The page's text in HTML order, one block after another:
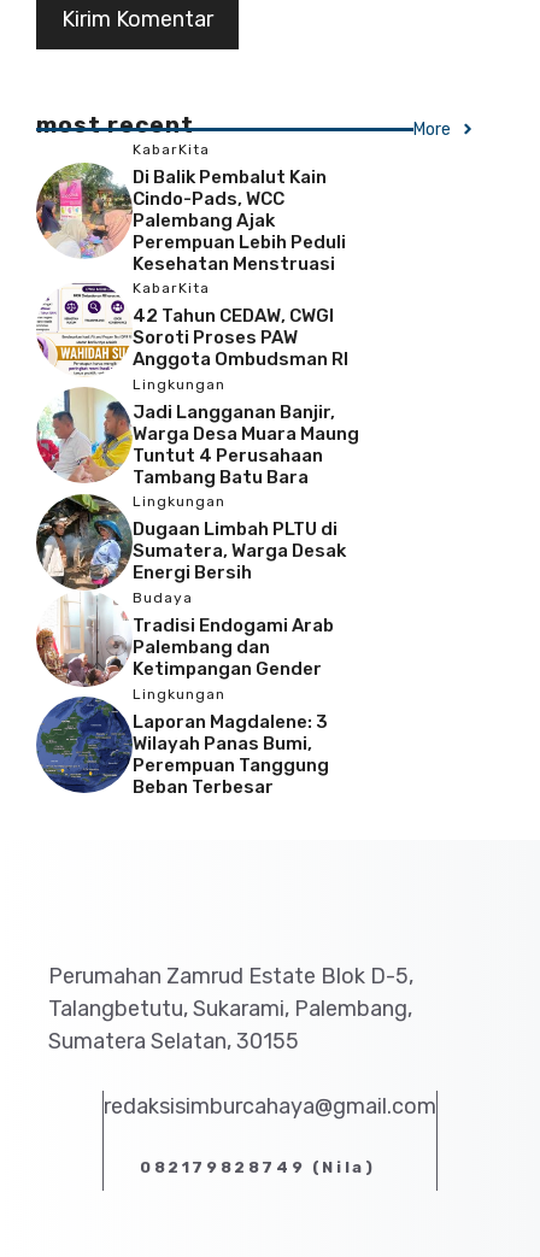
most recent More
KabarKita
Di Balik Pembalut Kain
Cindo-Pads, WCC
Palembang Ajak
Perempuan Lebih Peduli
Kesehatan Menstruasi
KabarKita
42 Tahun CEDAW, CWGI
Soroti Proses PAW
Anggota Ombudsman RI
Lingkungan
Jadi Langganan Banjir,
Warga Desa Muara Maung
Tuntut 4 Perusahaan
Tambang Batu Bara
Lingkungan
Dugaan Limbah PLTU di
Sumatera, Warga Desak
Energi Bersih
Budaya
Tradisi Endogami Arab
Palembang dan
Ketimpangan Gender
Lingkungan
Laporan Magdalene: 3
Wilayah Panas Bumi,
Perempuan Tanggung
Beban Terbesar
Perumahan Zamrud Estate Blok D-5,
Talangbetutu, Sukarami, Palembang,
Sumatera Selatan, 30155
redaksisimburcahaya@gmail.com
082179828749 (Nila)